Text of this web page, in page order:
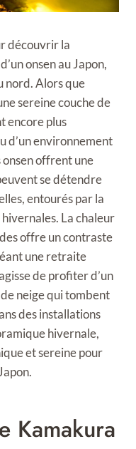
découvrir la
onsen au Japon,
nord. Alors que
sereine couche de
encore plus
d’un environnement
offrent une
se détendre
entourés par la
La chaleur
offre un contraste
une retraite
de profiter d’un
neige qui tombent
des installations
hivernale,
et sereine pour
Kamakura